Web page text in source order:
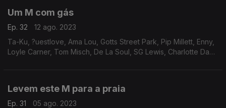
Um M com gás
Ep. 32
12 ago. 2023
Ta-Ku, ?uestlove, Ama Lou, Gotts Street Park, Pip Millett, Enny,
Loyle Carner, Tom Misch, De La Soul, SG Lewis, Charlotte Day
Levem este M para a praia
Ep. 31
05 ago. 2023